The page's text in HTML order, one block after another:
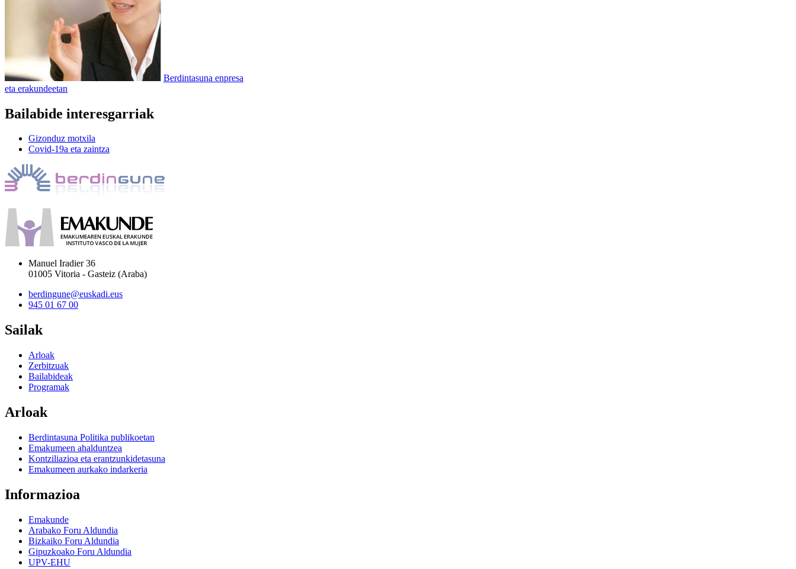
Berdintasuna enpresa
eta erakundeetan
Bailabide interesgarriak
Gizonduz motxila
Covid-19a eta zaintza
Manuel Iradier 36
01005 Vitoria - Gasteiz (Araba)
berdingune@euskadi.eus
945 01 67 00
Sailak
Arloak
Zerbitzuak
Bailabideak
Programak
Arloak
Berdintasuna Politika publikoetan
Emakumeen ahalduntzea
Kontziliazioa eta erantzunkidetasuna
Emakumeen aurkako indarkeria
Informazioa
Emakunde
Arabako Foru Aldundia
Bizkaiko Foru Aldundia
Gipuzkoako Foru Aldundia
UPV-EHU